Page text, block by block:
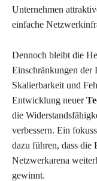
Unternehmen
einfache
Dennoch bleibt die
Einschränkungen der
Skalierbarkeit und
Entwicklung neuer
die
verbessern. Ein
dazu führen, dass die
Netzwerkarena
gewinnt.